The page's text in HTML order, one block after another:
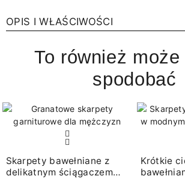
OPIS I WŁAŚCIWOŚCI
To również
spodobać
Skarpety bawełniane z
delikatnym ściągaczem
Krótkie